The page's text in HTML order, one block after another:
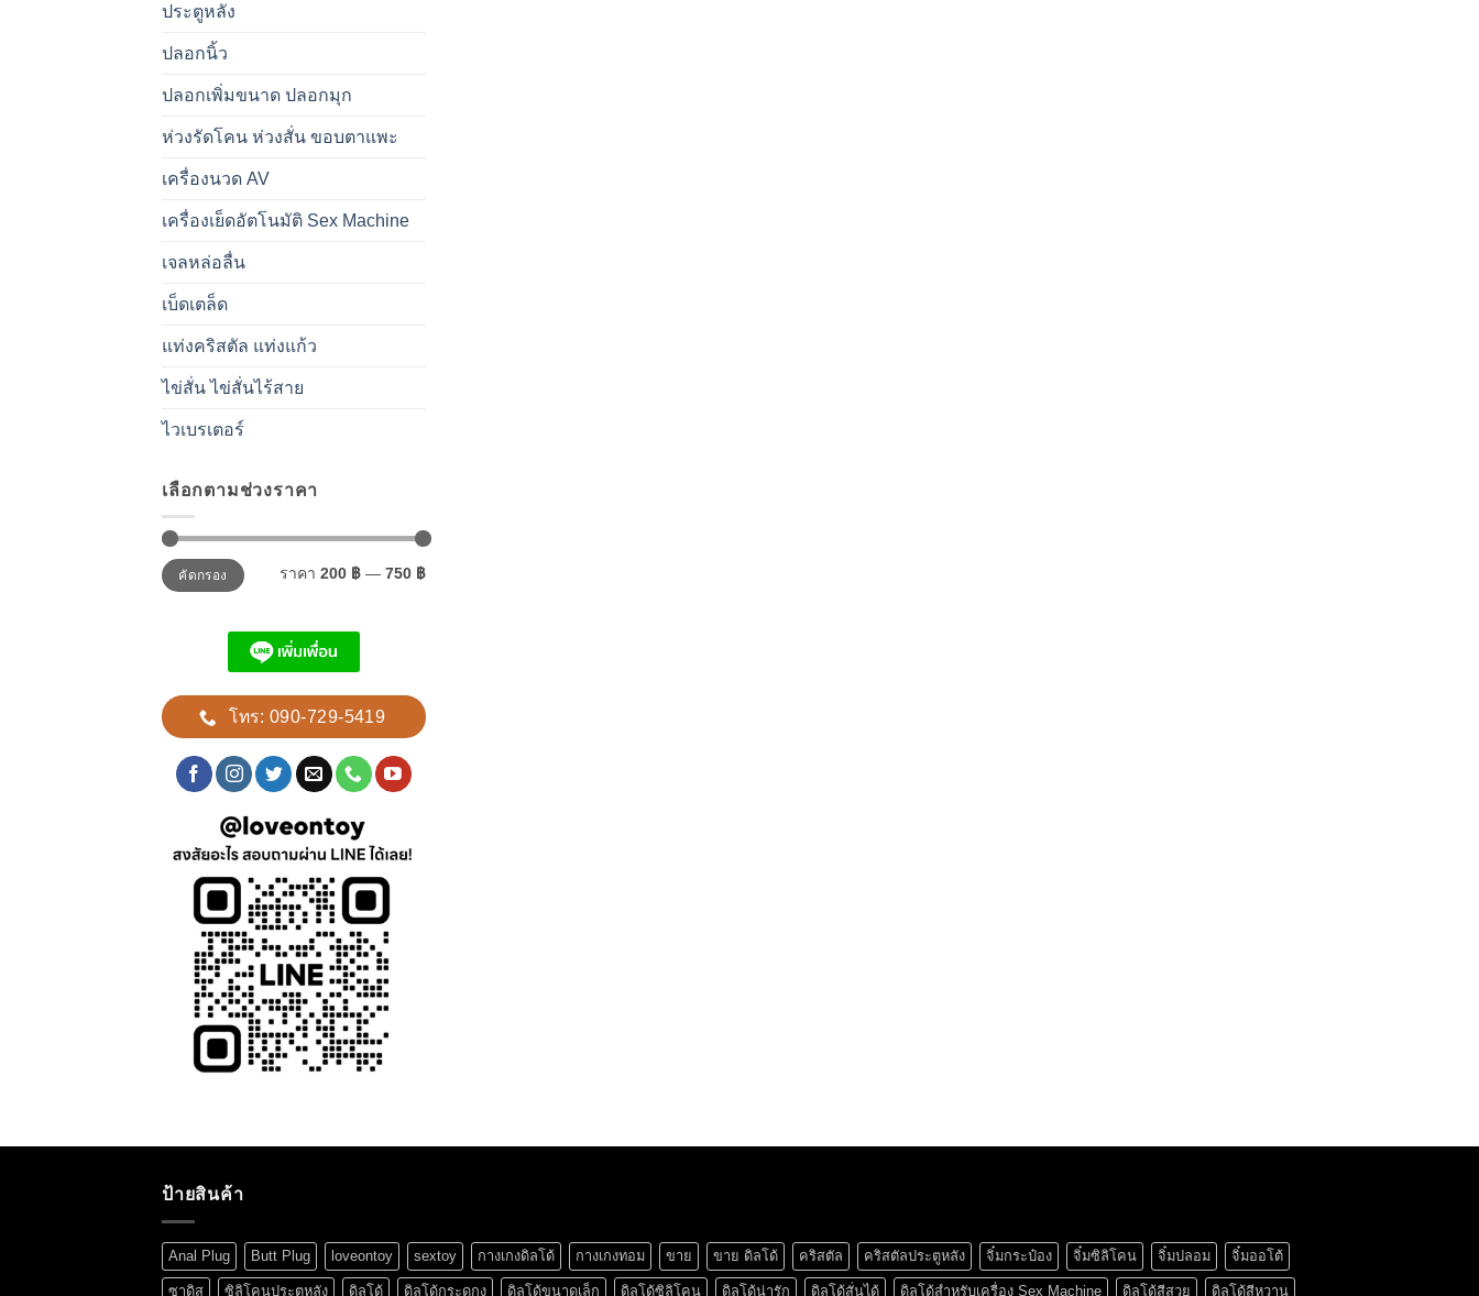
ประตูหลัง
ปลอกนิ้ว
ปลอกเพิ่มขนาด ปลอกมุก
ห่วงรัดโคน ห่วงสั่น ขอบตาแพะ
เครื่องนวด AV
เครื่องเย็ดอัตโนมัติ Sex Machine
เจลหล่อลื่น
เบ็ดเตล็ด
แท่งคริสตัล แท่งแก้ว
ไข่สั่น ไข่สั่นไร้สาย
ไวเบรเตอร์
เลือกตามช่วงราคา
ราคา
ต่ำ
สุด
ราคา
สูงสุดคัดกรอง ราคา 200 ฿ — 750 ฿
โทร: 090-729-5419
ป้ายสินค้า
Anal Plug Butt Plug loveontoy sextoy กางเกงดิลโด้ กางเกงทอม ขาย ขาย ดิลโด้ คริสตัล คริสตัลประตูหลัง จิ๋มกระป๋อง จิ๋มซิลิโคน จิ๋มปลอม จิ๋มออโต้
ซาดิส ซิลิโคนประตูหลัง ดิลโด้ ดิลโด้กระดูกงู ดิลโด้ขนาดเล็ก ดิลโด้ซิลิโคน ดิลโด้น่ารัก ดิลโด้สั่นได้ ดิลโด้สำหรับเครื่อง Sex Machine ดิลโด้สีสวย ดิลโด้สีหวาน